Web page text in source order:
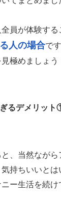
員が体験する
人の場合で
極めましょう
るデメリッ
、当然なが
持ちいいと
ー生活を続け